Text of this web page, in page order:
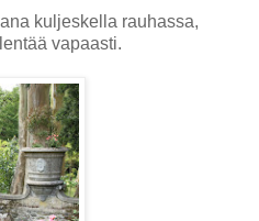
kuljeskella rauhassa,
vapaasti.